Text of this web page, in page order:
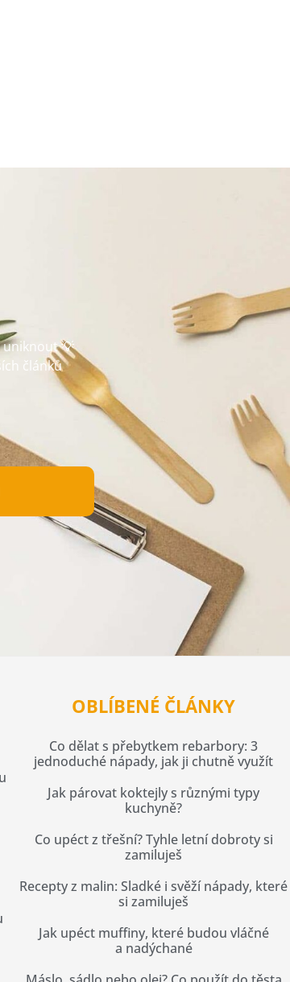
uniknout 💡
článků
OBLÍBENÉ ČLÁNKY
Co dělat s přebytkem rebarbory: 3
jednoduché nápady, jak ji chutně využít
Jak párovat koktejly s různými typy
kuchyně?
Co upéct z třešní? Tyhle letní dobroty si
zamiluješ
Recepty z malin: Sladké i svěží nápady, které
si zamiluješ
Jak upéct muffiny, které budou vláčné
a nadýchané